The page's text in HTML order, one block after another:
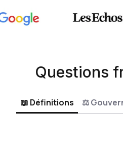
Questions
📖 Définitions ⚖️